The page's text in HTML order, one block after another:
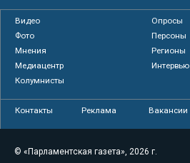
Видео
Опросы
Фото
Персоны
Мнения
Регионы
Медиацентр
Интервью
Колумнисты
Контакты Реклама Вакансии
© «Парламентская газета», 2026 г.